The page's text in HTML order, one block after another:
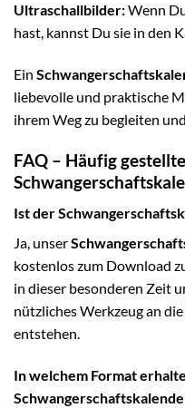
Ultraschallbilder:Wenn
hast, kannst Du sie in den
Ein
liebevolle und praktische
ihrem Weg zu begleiten
FAQ – Häufig
Ist der
Ja, unser
kostenlos zum Download
in dieser besonderen Zeit
nützliches Werkzeug an
entstehen.
In welchem Format